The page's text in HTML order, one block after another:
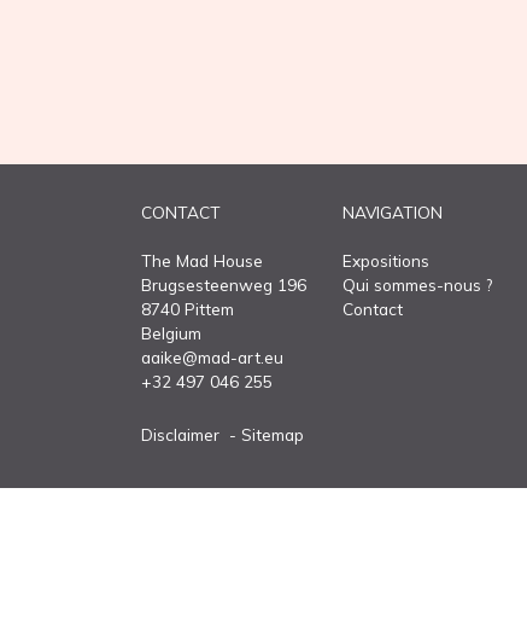
CONTACT
The Mad House
Brugsesteenweg 196
8740 Pittem
Belgium
aaike@mad-art.eu
+32 497 046 255
NAVIGATION
Expositions
Qui sommes-nous ?
Contact
Disclaimer Sitemap